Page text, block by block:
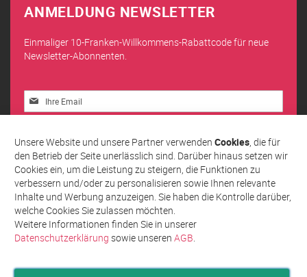
ANMELDUNG NEWSLETTER
Einmaliger 10-Franken-Willkommens-Rabattcode für neue
Newsletter-Abonnenten.
Melden
Sie
unseren
Newsletter
an:
Abonnieren
Unsere Website und unsere Partner verwenden Cookies, die für
den Betrieb der Seite unerlässlich sind. Darüber hinaus setzen wir
Cookies ein, um die Leistung zu steigern, die Funktionen zu
verbessern und/oder zu personalisieren sowie Ihnen relevante
Inhalte und Werbung anzuzeigen. Sie haben die Kontrolle darüber,
welche Cookies Sie zulassen möchten.
Weitere Informationen finden Sie in unserer
Datenschutzerklärung sowie unseren AGB.